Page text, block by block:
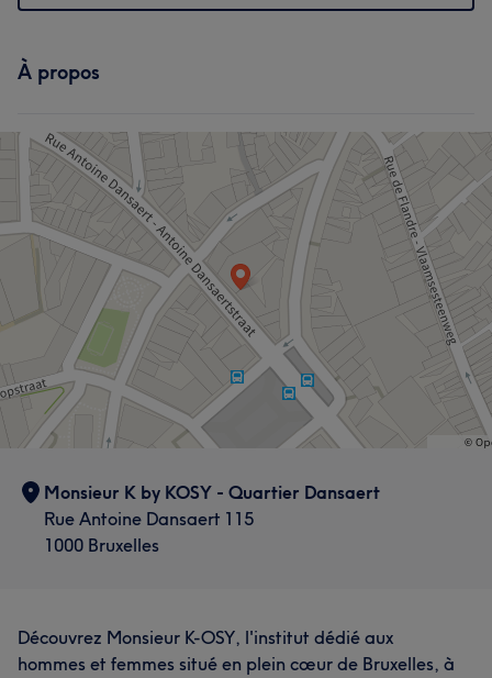
L'avis de nos clients sur Khaim
Expérimenté/e
À propos
Monsieur K by KOSY - Quartier Dansaert
Rue Antoine Dansaert 115
1000 Bruxelles
Découvrez Monsieur K-OSY, l'institut dédié aux
hommes et femmes situé en plein cœur de Bruxelles, à